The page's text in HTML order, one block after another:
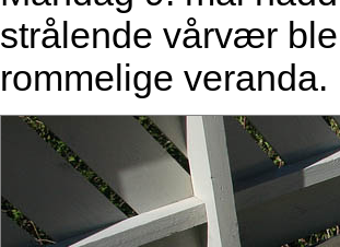
strålende vårvær
rommelige veranda.